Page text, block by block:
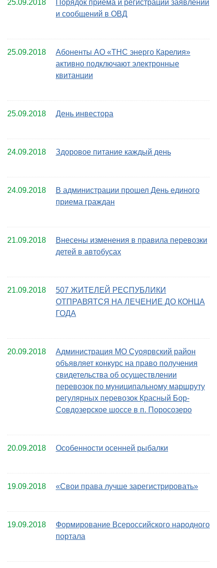
25.09.2018
Порядок приема и регистрации заявлений
и сообщений в ОВД
25.09.2018
Абоненты АО «ТНС энерго Карелия»
активно подключают электронные
квитанции
25.09.2018 День инвестора
24.09.2018 Здоровое питание каждый день
24.09.2018
В администрации прошел День единого
приема граждан
21.09.2018
Внесены изменения в правила перевозки
детей в автобусах
21.09.2018
507 ЖИТЕЛЕЙ РЕСПУБЛИКИ
ОТПРАВЯТСЯ НА ЛЕЧЕНИЕ ДО КОНЦА
ГОДА
20.09.2018
Администрация МО Суоярвский район
объявляет конкурс на право получения
свидетельства об осуществлении
перевозок по муниципальному маршруту
регулярных перевозок Красный Бор-
Совдозерское шоссе в п. Поросозеро
20.09.2018 Особенности осенней рыбалки
19.09.2018 «Свои права лучше зарегистрировать»
19.09.2018
Формирование Всероссийского народного
портала